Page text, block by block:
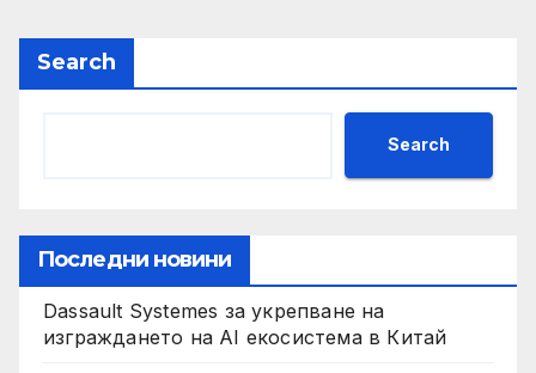
Search
Search
Последни новини
Dassault Systemes за укрепване на
изграждането на AI екосистема в Китай